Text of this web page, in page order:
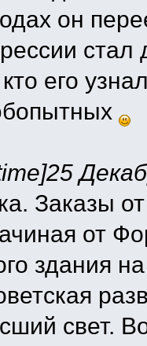
он
его
Заказы
от
здания
свет.